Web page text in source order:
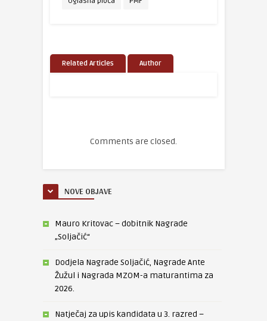
Related Articles Author
Comments are closed.
NOVE OBJAVE
Mauro Kritovac – dobitnik Nagrade
„Soljačić“
Dodjela Nagrade Soljačić, Nagrade Ante
Žužul i Nagrada MZOM-a maturantima za
2026.
Natječaj za upis kandidata u 3. razred –